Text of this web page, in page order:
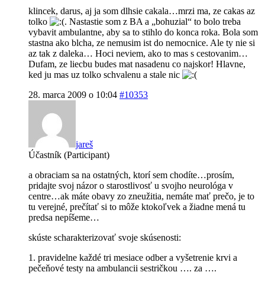
klincek, darus, aj ja som dlhsie cakala…mrzi ma, ze cakas az
tolko
. Nastastie som z BA a „bohuzial“ to bolo treba
vybavit ambulantne, aby sa to stihlo do konca roka. Bola som
stastna ako blcha, ze nemusim ist do nemocnice. Ale ty nie si
az tak z daleka… Hoci neviem, ako to mas s cestovanim…
Dufam, ze liecbu budes mat nasadenu co najskor! Hlavne,
ked ju mas uz tolko schvalenu a stale nic
28. marca 2009 o 10:04 #10353
jareš
Účastník (Participant)
a obraciam sa na ostatných, ktorí sem chodíte…prosím,
pridajte svoj názor o starostlivosť u svojho neurológa v
centre…ak máte obavy zo zneužitia, nemáte mať prečo, je to
tu verejné, prečítať si to môže ktokoľvek a žiadne mená tu
predsa nepíšeme…
skúste scharakterizovať svoje skúsenosti:
1. pravidelne každé tri mesiace odber a vyšetrenie krvi a
pečeňové testy na ambulancii sestričkou …. za ….